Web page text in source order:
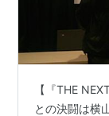
【『THE
との決闘は横